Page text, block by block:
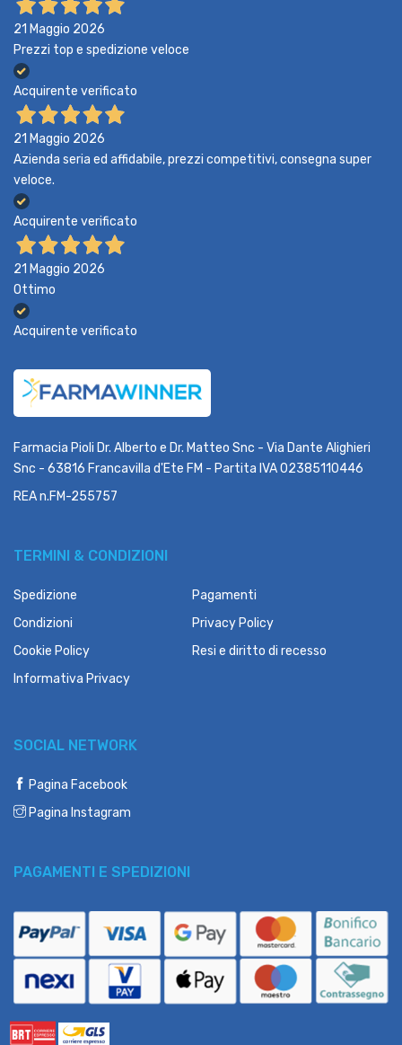
21 Maggio 2026
Prezzi top e spedizione veloce
Acquirente verificato
21 Maggio 2026
Azienda seria ed affidabile, prezzi competitivi, consegna super
veloce.
Acquirente verificato
21 Maggio 2026
Ottimo
Acquirente verificato
Farmacia Pioli Dr. Alberto e Dr. Matteo Snc - Via Dante Alighieri
Snc - 63816 Francavilla d'Ete FM - Partita IVA 02385110446
REA n.FM-255757
TERMINI & CONDIZIONI
Spedizione
Pagamenti
Condizioni
Privacy Policy
Cookie Policy
Resi e diritto di recesso
Informativa Privacy
SOCIAL NETWORK
Pagina Facebook
Pagina Instagram
PAGAMENTI E SPEDIZIONI